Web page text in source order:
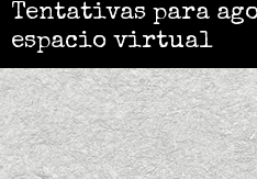
Tentativas para
espacio virtual